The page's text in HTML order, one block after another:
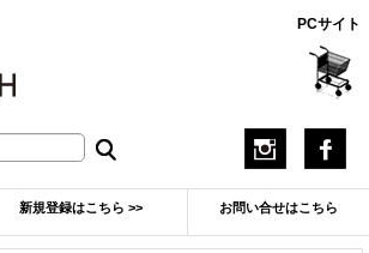
PCサイト
新規登録はこちら >> お問い合せはこちら